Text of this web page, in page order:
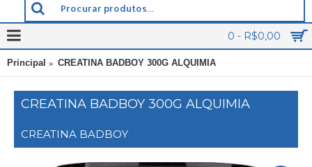
0 - R$0,00
Principal CREATINA BADBOY 300G ALQUIMIA
CREATINA BADBOY 300G ALQUIMIA
CREATINA BADBOY